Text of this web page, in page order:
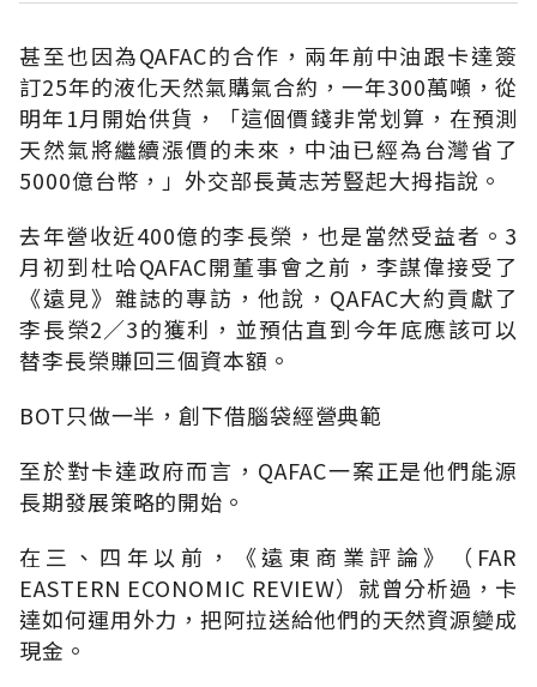
甚至也因為QAFAC的合作，兩年前中油跟卡達簽
訂25年的液化天然氣購氣合約，一年300萬噸，從
明年1月開始供貨，「這個價錢非常划算，在預測
天然氣將繼續漲價的未來，中油已經為台灣省了
5000億台幣，」外交部長黃志芳豎起大拇指說。
去年營收近400億的李長榮，也是當然受益者。3
月初到杜哈QAFAC開董事會之前，李謀偉接受了
《遠見》雜誌的專訪，他說，QAFAC大約貢獻了
李長榮2∕3的獲利，並預估直到今年底應該可以
替李長榮賺回三個資本額。
BOT只做一半，創下借腦袋經營典範
至於對卡達政府而言，QAFAC一案正是他們能源
長期發展策略的開始。
在三、四年以前，《遠東商業評論》（FAR
EASTERN ECONOMIC REVIEW）就曾分析過，卡
達如何運用外力，把阿拉送給他們的天然資源變成
現金。